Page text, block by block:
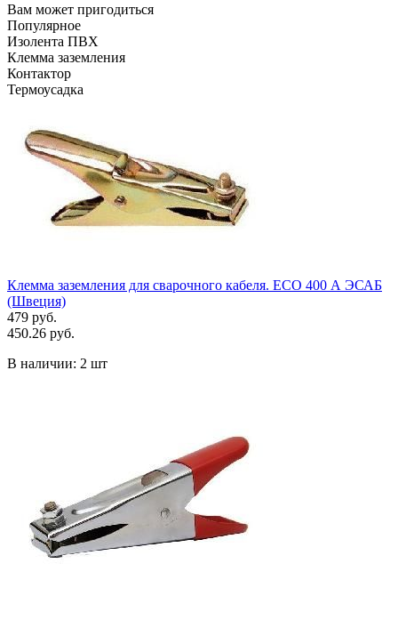
Вам может пригодиться
Популярное
Изолента ПВХ
Клемма заземления
Контактор
Термоусадка
Клемма заземления для сварочного кабеля. ЕСО 400 А ЭСАБ
(Швеция)
479 руб.
450.26 руб.
В наличии: 2 шт